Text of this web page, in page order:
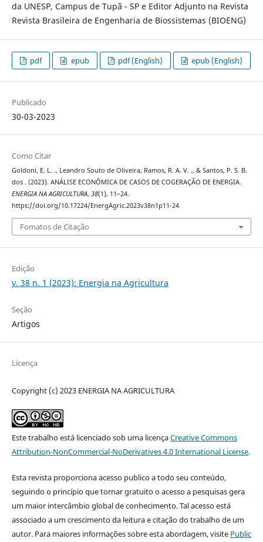
da UNESP, Campus de Tupã - SP e Editor Adjunto na Revista
Revista Brasileira de Engenharia de Biossistemas (BIOENG)
pdf epub pdf (English) epub (English)
Publicado
30-03-2023
Como Citar
Goldoni, E. L. ., Leandro Souto de Oliveira, Ramos, R. A. V. ., & Santos, P. S. B.
dos . (2023). ANÁLISE ECONÔMICA DE CASOS DE COGERAÇÃO DE ENERGIA.
ENERGIA NA AGRICULTURA, 38(1), 11–24.
https://doi.org/10.17224/EnergAgric.2023v38n1p11-24
Fomatos de Citação
Edição
v. 38 n. 1 (2023): Energia na Agricultura
Seção
Artigos
Licença
Copyright (c) 2023 ENERGIA NA AGRICULTURA
Este trabalho está licenciado sob uma licençaCreative Commons
Attribution-NonCommercial-NoDerivatives 4.0 International License.
Esta revista proporciona acesso publico a todo seu conteúdo,
seguindo o princípio que tornar gratuito o acesso a pesquisas gera
um maior intercâmbio global de conhecimento. Tal acesso está
associado a um crescimento da leitura e citação do trabalho de um
autor. Para maiores informações sobre esta abordagem, visite Public